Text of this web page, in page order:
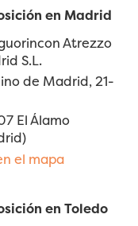
en Madrid
Atrezzo
S.L.
de Madrid, 21-
El Álamo
el mapa
en Toledo